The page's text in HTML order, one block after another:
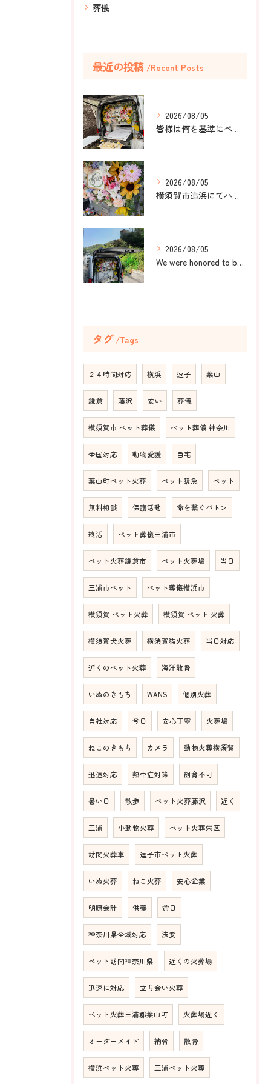
葬儀
最近の投稿 Recent Posts
2026/08/05
皆様は何を基準にペット葬儀社を選びますか？
2026/08/05
横須賀市追浜にてハムスターのみかんちゃんのペット火葬のお手伝...
2026/08/05
We were honored to be by your ...
タグ Tags
２４時間対応 横浜 逗子 葉山
鎌倉 藤沢 安い 葬儀
横須賀市 ペット葬儀 ペット葬儀 神奈川
全国対応 動物愛護 自宅
葉山町ペット火葬 ペット緊急 ペット
無料相談 保護活動 命を繋ぐバトン
終活 ペット葬儀三浦市
ペット火葬鎌倉市 ペット火葬場 当日
三浦市ペット ペット葬儀横浜市
横須賀 ペット火葬 横須賀 ペット 火葬
横須賀犬火葬 横須賀猫火葬 当日対応
近くのペット火葬 海洋散骨
いぬのきもち WANS 個別火葬
自社対応 今日 安心丁寧 火葬場
ねこのきもち カメラ 動物火葬横須賀
迅速対応 熱中症対策 飼育不可
暑い日 散歩 ペット火葬藤沢 近く
三浦 小動物火葬 ペット火葬栄区
訪問火葬車 逗子市ペット火葬
いぬ火葬 ねこ火葬 安心企業
明瞭会計 供養 命日
神奈川県全域対応 法要
ペット訪問神奈川県 近くの火葬場
迅速に対応 立ち会い火葬
ペット火葬三浦郡葉山町 火葬場近く
オーダーメイド 納骨 散骨
横浜ペット火葬 三浦ペット火葬